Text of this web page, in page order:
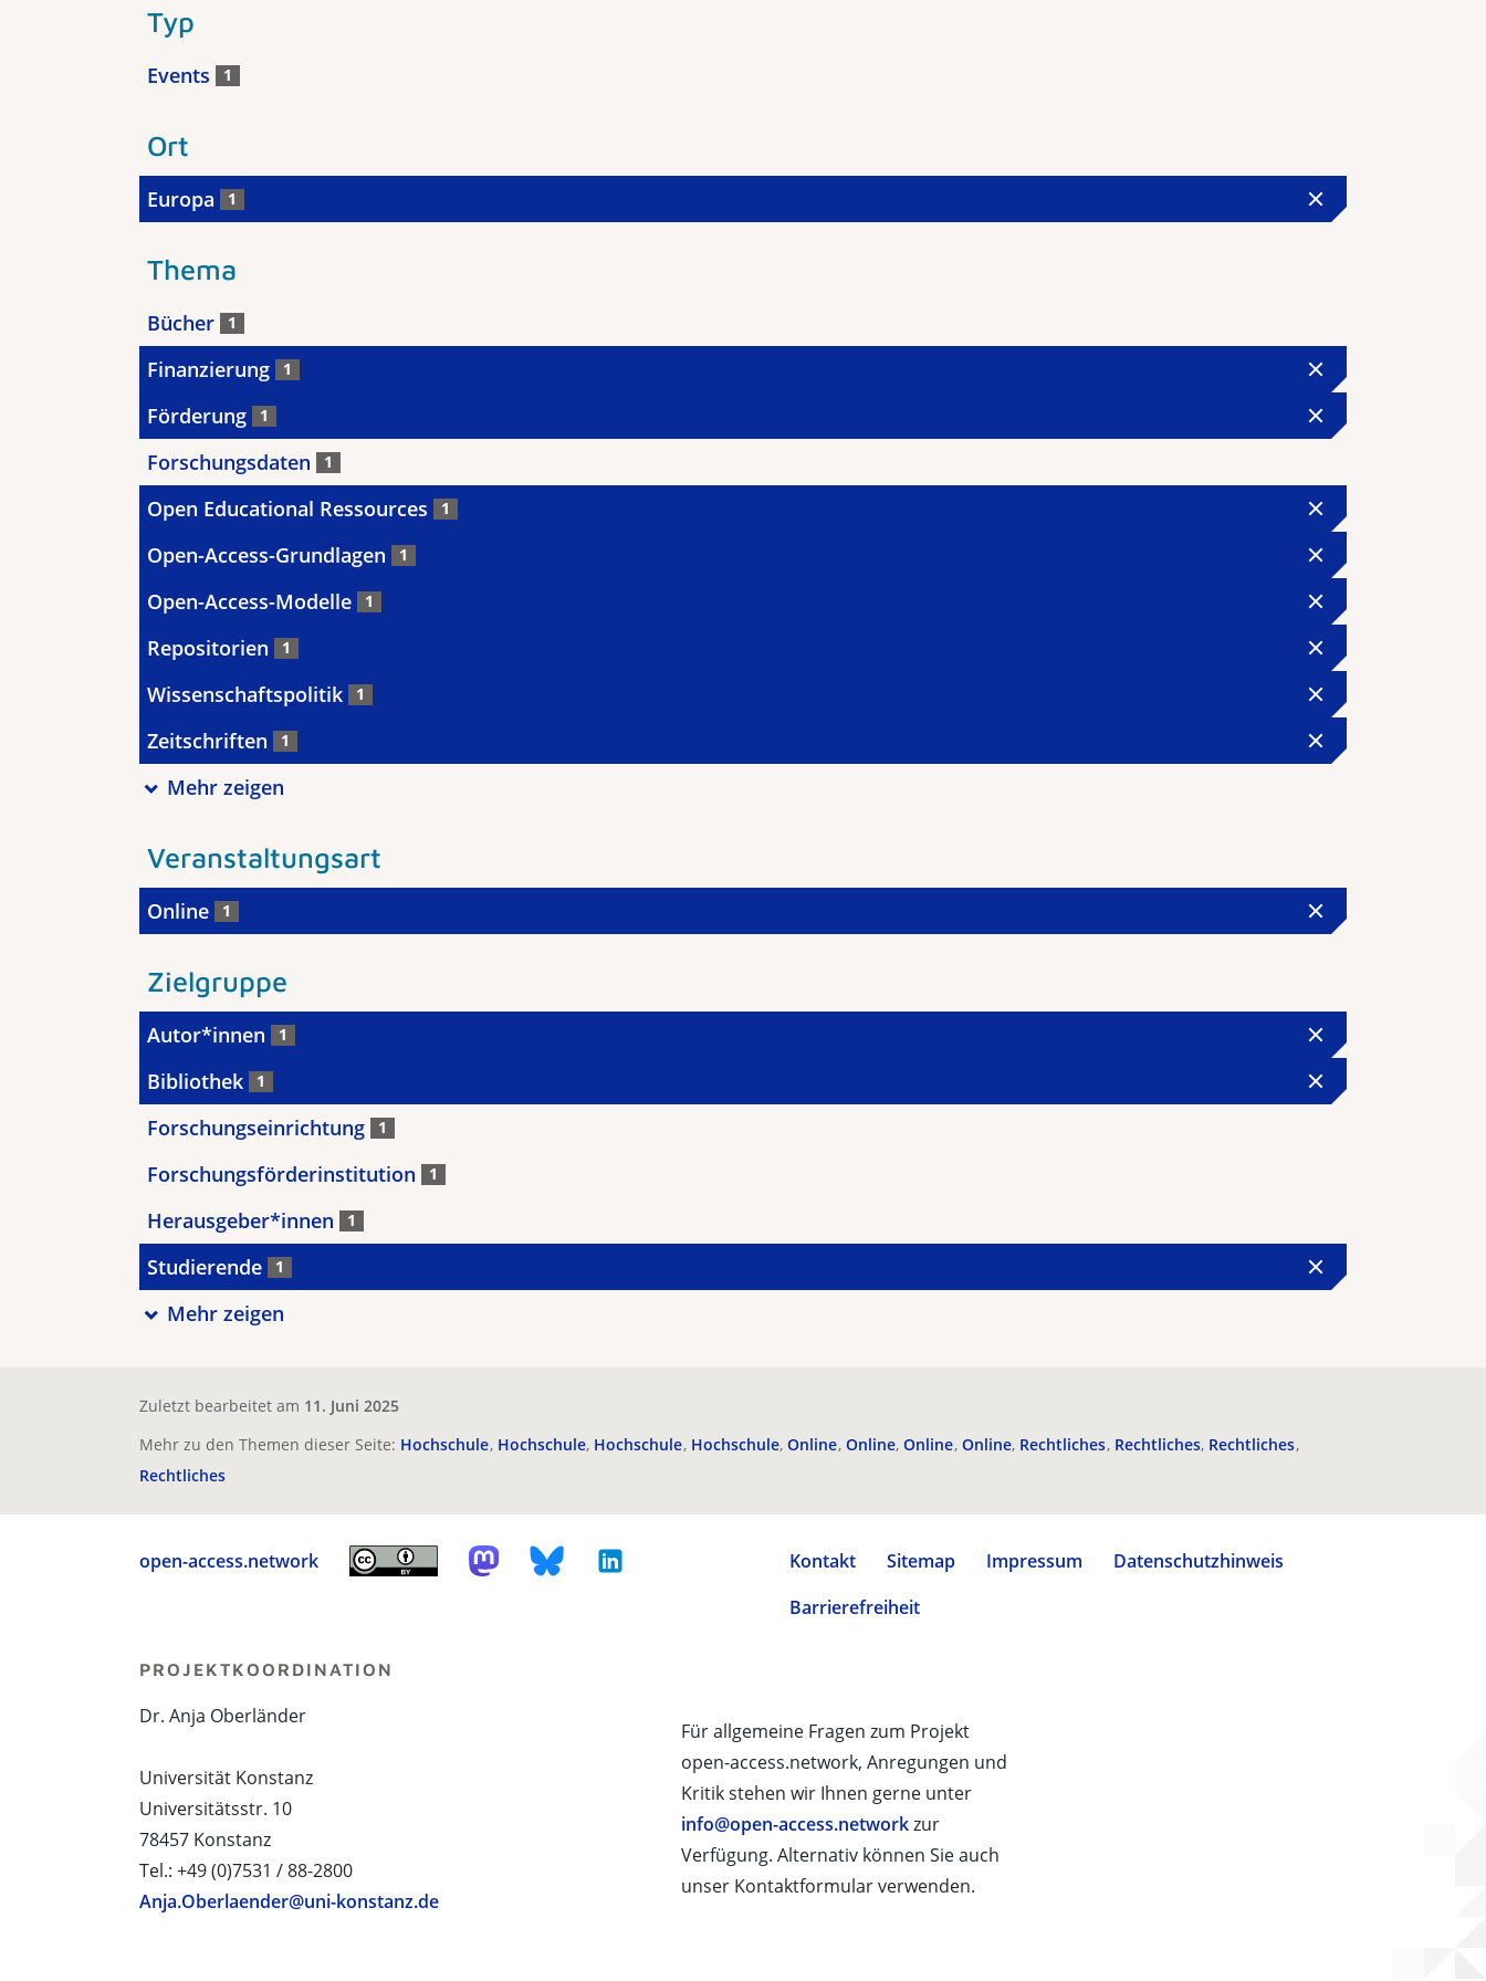
Typ
Events 1
Ort
Europa 1
Thema
Bücher 1
Finanzierung 1
Förderung 1
Forschungsdaten 1
Open Educational Ressources 1
Open-Access-Grundlagen 1
Open-Access-Modelle 1
Repositorien 1
Wissenschaftspolitik 1
Zeitschriften 1
Mehr zeigen
Veranstaltungsart
Online 1
Zielgruppe
Autor*innen 1
Bibliothek 1
Forschungseinrichtung 1
Forschungsförderinstitution 1
Herausgeber*innen 1
Studierende 1
Mehr zeigen
Zuletzt bearbeitet am 11. Juni 2025
Mehr zu den Themen dieser Seite: Hochschule Hochschule Hochschule Hochschule Online Online Online Online Rechtliches Rechtliches Rechtliches
Rechtliches
open-access.network Kontakt Sitemap Impressum
Datenschutzhinweis
Barrierefreiheit
Für allgemeine Fragen zum Projekt
open-access.network, Anregungen und
Kritik stehen wir Ihnen gerne unter
info@open-access.networkzur
Verfügung. Alternativ können Sie auch
unser Kontaktformular verwenden.
PROJEKTKOORDINATION
Dr. Anja Oberländer
Universität Konstanz
Universitätsstr. 10
78457 Konstanz
Tel.: +49 (0)7531 / 88-2800
Anja.Oberlaender@uni-konstanz.de